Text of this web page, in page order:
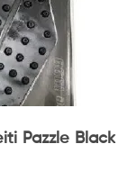
Pazzle Black